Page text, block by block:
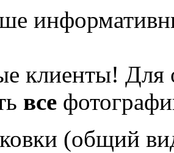
клиенты! Для
все
(общий